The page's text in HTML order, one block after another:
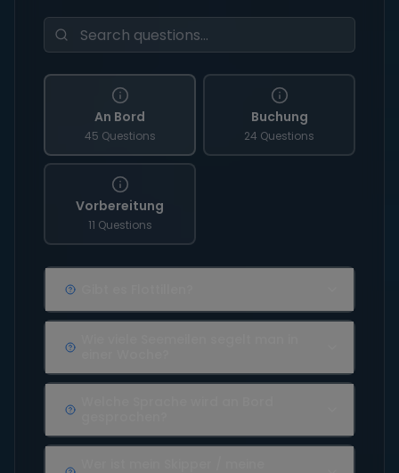
An Bord
45 Questions
Buchung
24 Questions
Vorbereitung
11 Questions